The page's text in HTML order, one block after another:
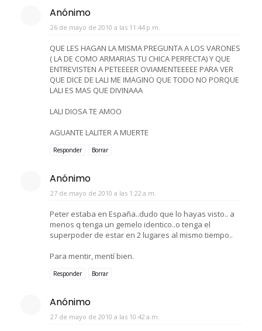
Anónimo
26 de mayo de 2010 a las 11:44 p.m.
QUE LES HAGAN LA MISMA PREGUNTA A LOS VARONES
( LA DE COMO ARMARIAS TU CHICA PERFECTA) Y QUE
ENTREVISTEN A PETEEEER OVIAMENTEEEEE PARA VER
QUE DICE DE LALI ME IMAGINO QUE TODO NO PORQUE
LALI ES MAS QUE DIVINAAA
LALI DIOSA TE AMOO
AGUANTE LALITER A MUERTE
Responder Borrar
Anónimo
27 de mayo de 2010 a las 1:22 a.m.
Peter estaba en España..dudo que lo hayas visto.. a
menos q tenga un gemelo identico..o tenga el
superpoder de estar en 2 lugares al mismo tiempo..
Para mentir, mentí bien.
Responder Borrar
Anónimo
27 de mayo de 2010 a las 10:42 a.m.